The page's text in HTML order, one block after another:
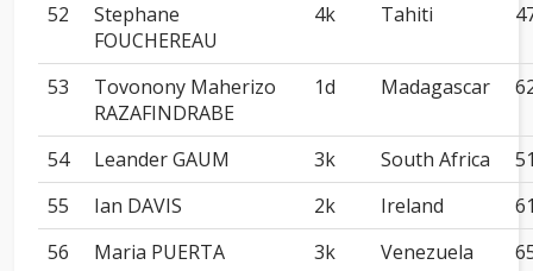
52
Stephane
FOUCHEREAU
4k Tahiti
53
Tovonony Maherizo
RAZAFINDRABE
1d Madagascar
54 Leander GAUM 3k South Africa
55
Ian DAVIS 2k Ireland
56
Maria PUERTA 3k Venezuela